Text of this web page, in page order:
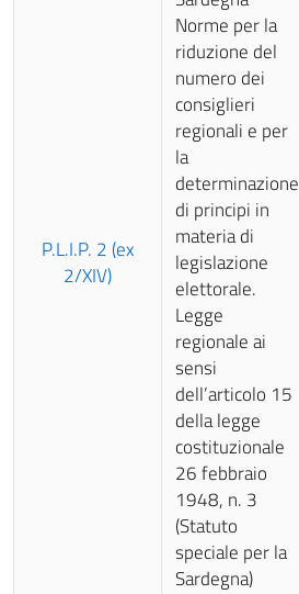
P.L.I.P. 2 (ex
2/XIV)
Norme per la
riduzione del
numero dei
consiglieri
regionali e per
la
determinazione
di principi in
materia di
legislazione
elettorale.
Legge
regionale ai
sensi
dell’articolo 15
della legge
costituzionale
26 febbraio
1948, n. 3
(Statuto
speciale per la
Sardegna)